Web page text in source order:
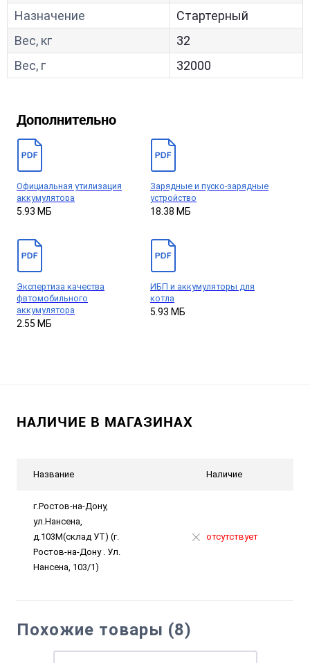
Назначение
Стартерный
Вес, кг
32
Вес, г
32000
Дополнительно
Официальная утилизация
аккумулятора
5.93 МБ
Зарядные и пуско-зарядные
устройство
18.38 МБ
Экспертиза качества
фвтомобильного
аккумулятора
2.55 МБ
ИБП и аккумуляторы для
котла
5.93 МБ
НАЛИЧИЕ В МАГАЗИНАХ
Название Наличие
г.Ростов-на-Дону,
ул.Нансена,
д.103М(склад УТ) (г.
Ростов-на-Дону . Ул.
Нансена, 103/1)
отсутствует
Похожие товары (8)